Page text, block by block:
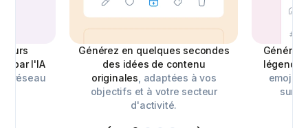
par l'IA
réseau
Générez en quelques secondes
des idées de contenu
originales , adaptées à vos
objectifs et à votre secteur
d'activité.
Générez
légendes
emojis
sur